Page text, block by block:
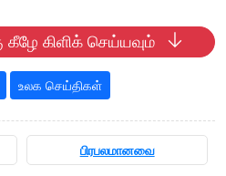
கீழே கிளிக் செய்யவும்
உலக செய்திகள்
பிரபலமானவை